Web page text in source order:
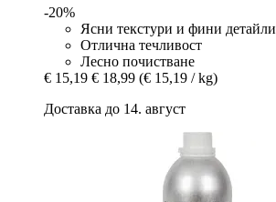
-20%
Ясни текстури и фини детайли
Отлична течливост
Лесно почистване
€ 15,19 € 18,99 (€ 15,19 / kg)
Доставка до 14. август